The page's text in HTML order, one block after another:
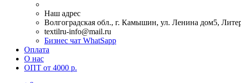
Наш адрес
Волгоградская обл., г. Камышин, ул. Ленина дом5,
textilru-info@mail.ru
Бизнес чат WhatSapp
Оплата
О нас
ОПТ от 4000 р.